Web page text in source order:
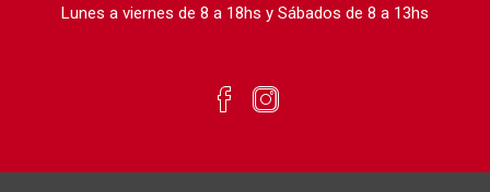
Lunes a viernes de 8 a 18hs y Sábados de 8 a 13hs